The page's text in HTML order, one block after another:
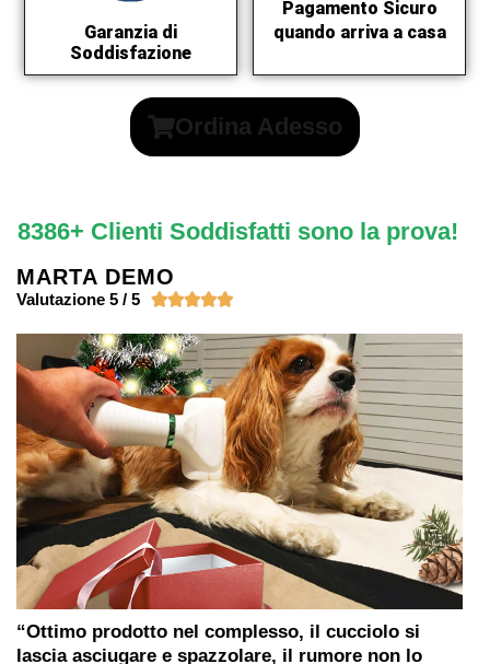
Garanzia di
Soddisfazione
Pagamento Sicuro
quando arriva a casa
Ordina Adesso
8386+ Clienti Soddisfatti sono la prova!
MARTA DEMO
Valutazione 5 / 5 
“Ottimo prodotto nel complesso, il cucciolo si
lascia asciugare e spazzolare, il rumore non lo